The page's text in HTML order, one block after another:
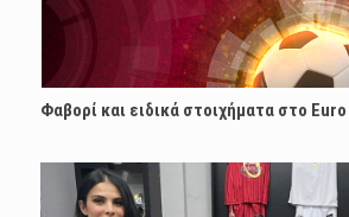
Φαβορί και ειδικά στοιχήματα στο